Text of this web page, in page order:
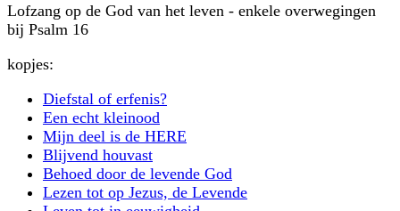
Lofzang op de God van het leven - enkele overwegingen
bij Psalm 16
kopjes:
Diefstal of erfenis?
Een echt kleinood
Mijn deel is de HERE
Blijvend houvast
Behoed door de levende God
Lezen tot op Jezus, de Levende